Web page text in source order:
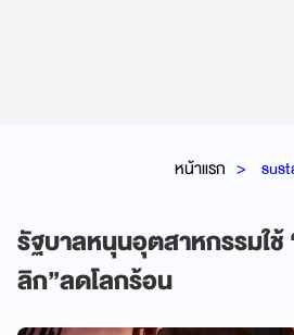
หน้าแรก
รัฐบาลหนุนอุตสาหกรรมใช้
ลิก”ลดโลกร้อน